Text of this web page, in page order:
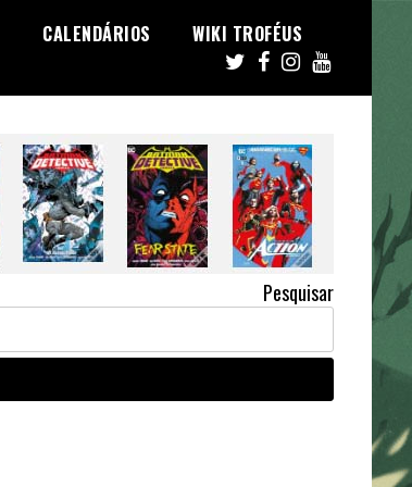
CALENDÁRIOS WIKI TROFÉUS
Pesquisar